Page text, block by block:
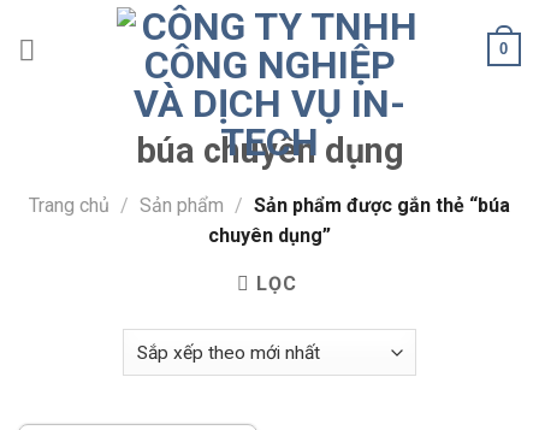
0
búa chuyên dụng
Trang chủ / Sản phẩm / Sản phẩm được gắn thẻ “búa
chuyên dụng”
LỌC